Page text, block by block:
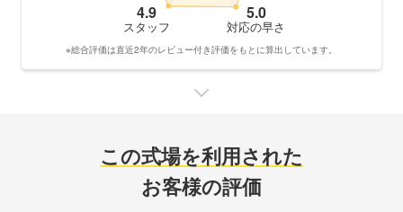
5.0
対応の早さ
4.9
スタッフ
※総合評価は直近2年のレビュー付き評価をもとに算出しています。
この式場を利用された
お客様の評価